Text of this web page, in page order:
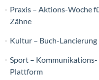
Praxis – Aktions-Woche
Zähne
Kultur – Buch-Lancierung
Sport – Kommunikations-
Plattform